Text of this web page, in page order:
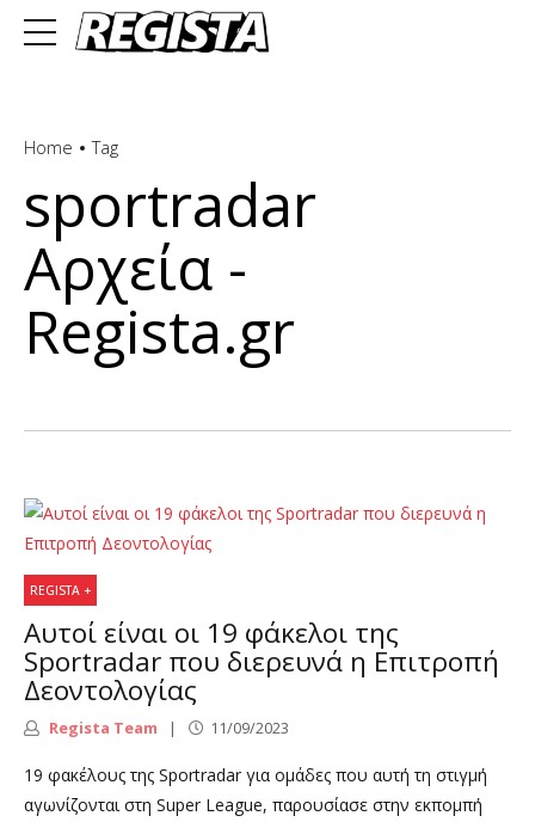
Home Tag
sportradar
Αρχεία -
Regista.gr
REGISTA +
Αυτοί είναι οι 19 φάκελοι της
Sportradar που διερευνά η Επιτροπή
Δεοντολογίας
Regista Team 11/09/2023
19 φακέλους της Sportradar για ομάδες που αυτή τη στιγμή
αγωνίζονται στη Super League, παρουσίασε στην εκπομπή